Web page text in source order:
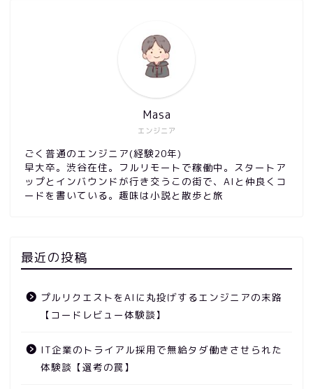
エンジニア
Masa
ごく普通のエンジニア(経験20年)
早大卒。渋谷在住。フルリモートで稼働中。スタートア
ップとインバウンドが行き交うこの街で、AIと仲良くコ
ードを書いている。趣味は小説と散歩と旅
最近の投稿
プルリクエストをAIに丸投げするエンジニアの末路
【コードレビュー体験談】
IT企業のトライアル採用で無給タダ働きさせられた
体験談【選考の罠】